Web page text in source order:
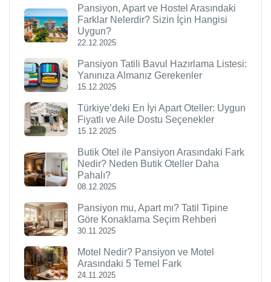
Pansiyon, Apart ve Hostel Arasındaki
Farklar Nelerdir? Sizin İçin Hangisi
Uygun?
22.12.2025
Pansiyon Tatili Bavul Hazırlama Listesi:
Yanınıza Almanız Gerekenler
15.12.2025
Türkiye’deki En İyi Apart Oteller: Uygun
Fiyatlı ve Aile Dostu Seçenekler
15.12.2025
Butik Otel ile Pansiyon Arasındaki Fark
Nedir? Neden Butik Oteller Daha
Pahalı?
08.12.2025
Pansiyon mu, Apart mı? Tatil Tipine
Göre Konaklama Seçim Rehberi
30.11.2025
Motel Nedir? Pansiyon ve Motel
Arasındaki 5 Temel Fark
24.11.2025